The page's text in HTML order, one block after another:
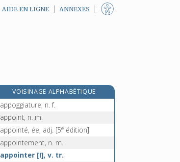
AIDE EN LIGNE ANNEXES
VOISINAGE ALPHABÉTIQUE
appliquer, v. tr. et pron.
appoggiature, n. f.
appoint, n. m.
appointé, ée, adj. [5e édition]
appointement, n. m.
appointer [I], v. tr.